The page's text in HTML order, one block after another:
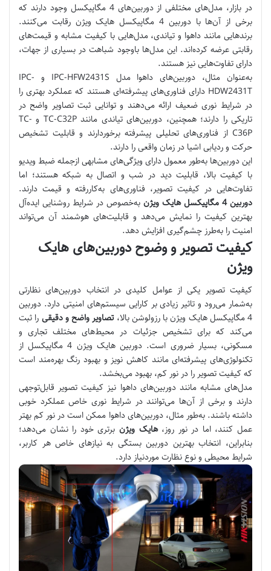
در بازار، مدل‌های مختلفی از دوربین‌های 4 مگاپیکسل وجود دارند که
برخی از آن‌ها با دوربین‌ 4 مگاپیکسل هایک ویژن رقابت می‌کنند.
برندهایی مانند داهوا و تیاندی، مدل‌هایی با کیفیت مشابه و قیمت‌های
رقابتی عرضه کرده‌اند. این مدل‌ها باوجود شباهت در بسیاری از جهات،
دارای تفاوت‌هایی نیز هستند.
به‌عنوان مثال، دوربین‌های داهوا مدل IPC-HFW2431S و IPC-
HDW2431T دارای فناوری‌های پیشرفته‌ای هستند که عملکرد بهتری را
در شرایط نوری ضعیف ارائه می‌دهند و توانایی ثبت تصاویر واضح در
تاریکی را دارند؛ همچنین، دوربین‌های تیاندی مانند TC-C32P و TC-
C36P از فناوری‌های تحلیلی پیشرفته برخوردارند و قابلیت تشخیص
حرکت و ردیابی اشیا در زمان واقعی را دارند.
این دوربین‌ها به‌طور معمول دارای ویژگی‌های مشابهی ازجمله ضبط ویدیو
با کیفیت بالا، قابلیت دید در شب و اتصال به شبکه هستند؛ اما
تفاوت‌هایی در کیفیت تصویر، فناوری‌های به‌کاررفته و قیمت دارند.
دوربین‌ 4 مگاپیکسل هایک ویژن
به‌خصوص در شرایط روشنایی ایده‌آل
بهترین کیفیت را نمایش می‌دهد و قابلیت‌های هوشمند آن می‌تواند
امنیت را به‌طرز چشم‌گیری افزایش دهد.
کیفیت تصویر و وضوح دوربین‌های هایک
ویژن
کیفیت تصویر یکی از عوامل کلیدی در انتخاب دوربین‌های نظارتی
به‌شمار می‌رود و تاثیر زیادی بر کارایی سیستم‌های امنیتی دارد. دوربین‌
4 مگاپیکسل هایک ویژن با رزولوشن بالا،
تصاویر واضح و دقیقی را ثبت
می‌کند که برای تشخیص جزئیات در محیط‌های مختلف تجاری و
مسکونی، بسیار ضروری است. دوربین هایک ویژن 4 مگاپیکسل از
تکنولوژی‌های پیشرفته‌ای مانند کاهش نویز و بهبود رنگ بهره‌مند است
که کیفیت تصویر را در نور کم، بهبود می‌بخشد.
مدل‌های مشابه مانند دوربین‌های داهوا نیز کیفیت تصویر قابل‌توجهی
دارند و برخی از آن‌ها می‌توانند در شرایط نوری خاص عملکرد خوبی
داشته باشند. به‌طور مثال، دوربین‌های داهوا ممکن است در نور کم بهتر
عمل کنند، اما در نور روز،هایک ویژن برتری خود را نشان می‌دهد؛
بنابراین، انتخاب بهترین دوربین بستگی به نیازهای خاص هر کاربر،
شرایط محیطی و نوع نظارت موردنیاز دارد.